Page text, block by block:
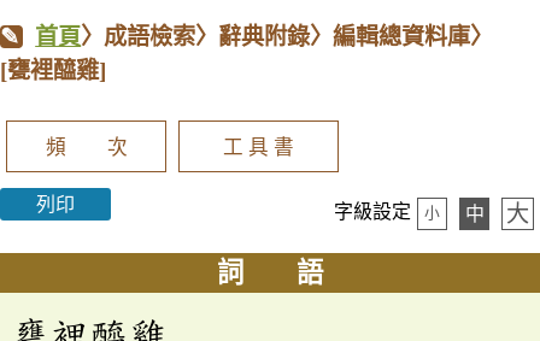
首頁〉成語檢索〉辭典附錄〉編輯總資料庫〉
[甕裡醯雞]
頻 次 工 具 書
列印 字級設定 小 中 大
詞 語